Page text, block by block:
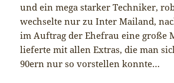
und ein mega starker Techniker,
wechselte nur zu Inter Mailand,
im Auftrag der Ehefrau eine große
lieferte mit allen Extras, die man
90ern nur so vorstellen konnte…